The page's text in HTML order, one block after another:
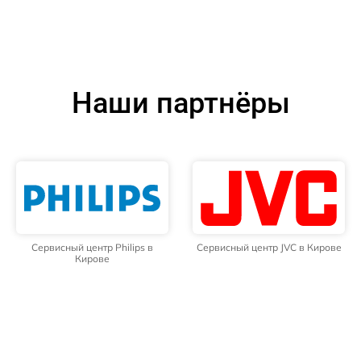
Наши партнёры
Сервисный центр Philips в
Кирове
Сервисный центр JVC в Кирове